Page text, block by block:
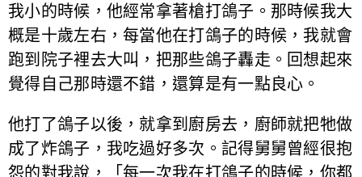
我小的時候，他經常拿著槍打鴿子。那時候我大
概是十歲左右，每當他在打鴿子的時候，我就會
跑到院子裡去大叫，把那些鴿子轟走。回想起來
覺得自己那時還不錯，還算是有一點良心。
他打了鴿子以後，就拿到廚房去，廚師就把牠做
成了炸鴿子，我吃過好多次。記得舅舅曾經很抱
怨的對我說，「每一次我在打鴿子的時候，你都